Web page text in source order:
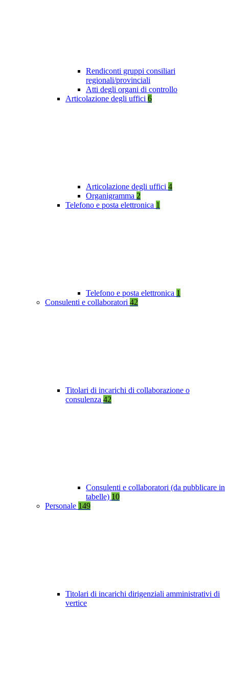
Rendiconti gruppi consiliari
regionali/provinciali
Atti degli organi di controllo
Articolazione degli uffici 6
Articolazione degli uffici 4
Organigramma 2
Telefono e posta elettronica 1
Telefono e posta elettronica 1
Consulenti e collaboratori 42
Titolari di incarichi di collaborazione o
consulenza 42
Consulenti e collaboratori (da pubblicare in
tabelle) 10
Personale 149
Titolari di incarichi dirigenziali amministrativi di
vertice